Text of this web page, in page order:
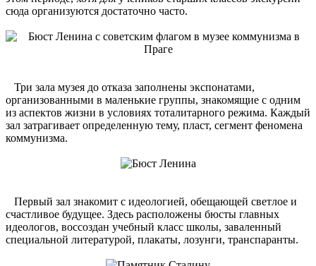
сюда организуются достаточно часто.
Три зала музея до отказа заполнены экспонатами,
организованными в маленькие группы, знакомящие с одним
из аспектов жизни в условиях тоталитарного режима. Каждый
зал затрагивает определенную тему, пласт, сегмент феномена
коммунизма.
Первый зал знакомит с идеологией, обещающей светлое и
счастливое будущее. Здесь расположены бюсты главных
идеологов, воссоздан учебный класс школы, заваленный
специальной литературой, плакаты, лозунги, транспаранты.